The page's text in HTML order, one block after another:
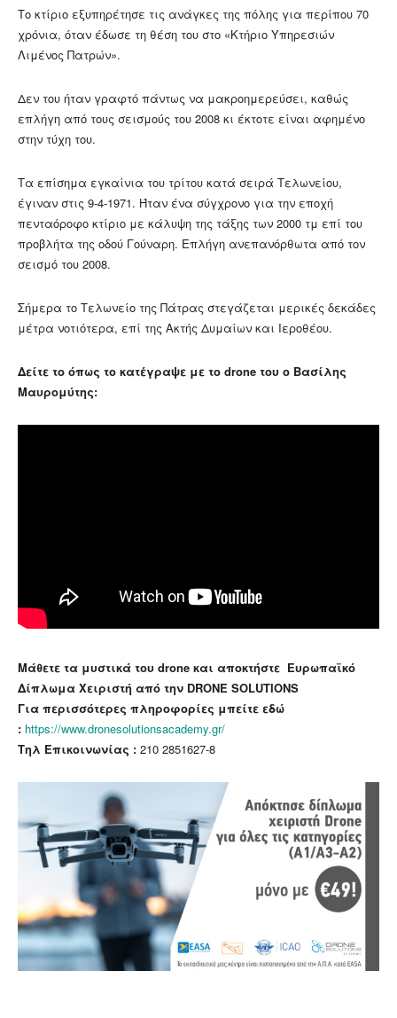
Το κτίριο εξυπηρέτησε τις ανάγκες της πόλης για περίπου 70
χρόνια, όταν έδωσε τη θέση του στο «Κτήριο Υπηρεσιών
Λιμένος Πατρών».
Δεν του ήταν γραφτό πάντως να μακροημερεύσει, καθώς
επλήγη από τους σεισμούς του 2008 κι έκτοτε είναι αφημένο
στην τύχη του.
Τα επίσημα εγκαίνια του τρίτου κατά σειρά Τελωνείου,
έγιναν στις 9-4-1971. Ήταν ένα σύγχρονο για την εποχή
πενταόροφο κτίριο με κάλυψη της τάξης των 2000 τμ επί του
προβλήτα της οδού Γούναρη. Επλήγη ανεπανόρθωτα από τον
σεισμό του 2008.
Σήμερα το Τελωνείο της Πάτρας στεγάζεται μερικές δεκάδες
μέτρα νοτιότερα, επί της Ακτής Δυμαίων και Ιεροθέου.
Δείτε το όπως το κατέγραψε με το drone του ο Βασίλης
Μαυρομύτης:
Μάθετε τα μυστικά του drone και αποκτήστε Ευρωπαϊκό
Δίπλωμα Χειριστή από την DRONE SOLUTIONS
Για περισσότερες πληροφορίες μπείτε εδώ
: https://www.dronesolutionsacademy.gr/
Τηλ Επικοινωνίας : 210 2851627-8